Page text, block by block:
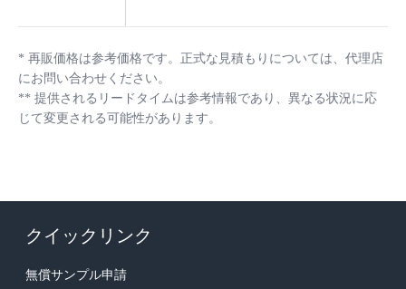
* 再販価格は参考価格です。正式な見積もりについては、代理店
にお問い合わせください。
** 提供されるリードタイムは参考情報であり、異なる状況に応
じて変更される可能性があります。
クイックリンク
無償サンプル申請